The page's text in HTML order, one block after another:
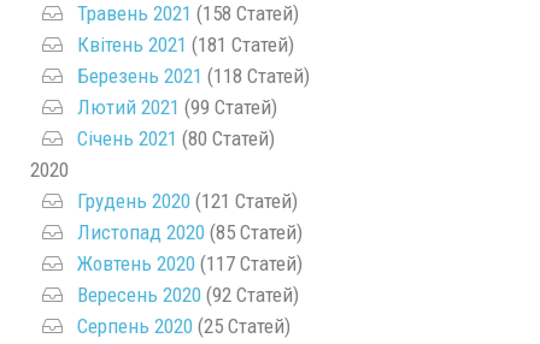
Травень 2021 (158 Статей)
Квітень 2021 (181 Статей)
Березень 2021 (118 Статей)
Лютий 2021 (99 Статей)
Січень 2021 (80 Статей)
2020
Грудень 2020 (121 Статей)
Листопад 2020 (85 Статей)
Жовтень 2020 (117 Статей)
Вересень 2020 (92 Статей)
Серпень 2020 (25 Статей)